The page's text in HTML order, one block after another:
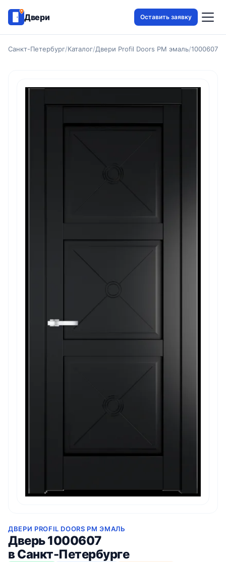
Двери Оставить заявку
Санкт-Петербург/Каталог/Двери Profil Doors PM эмаль/1000607
ДВЕРИ PROFIL DOORS PM ЭМАЛЬ
Дверь 1000607
в Санкт-Петербурге